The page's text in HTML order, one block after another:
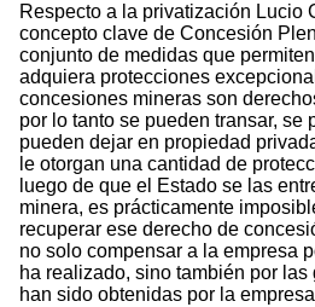
Respecto a la privatización Lucio
concepto clave de Concesión
conjunto de medidas que
adquiera protecciones
concesiones mineras son
por lo tanto se pueden transar, se
pueden dejar en propiedad
le otorgan una cantidad de
luego de que el Estado se las
minera, es prácticamente
recuperar ese derecho de
no solo compensar a la empresa
ha realizado, sino también por
han sido obtenidas por la